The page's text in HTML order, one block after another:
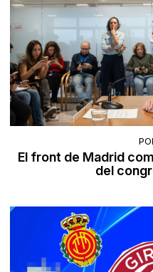
El front de Madrid
del